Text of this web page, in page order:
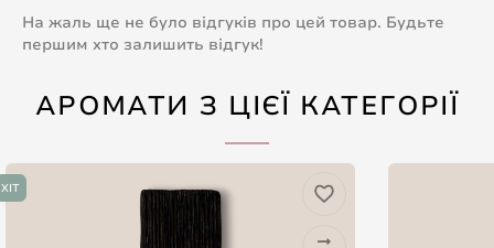
На жаль ще не було відгуків про цей товар. Будьте
першим хто залишить відгук!
АРОМАТИ З ЦІЄЇ КАТЕГОРІЇ
ХІТ